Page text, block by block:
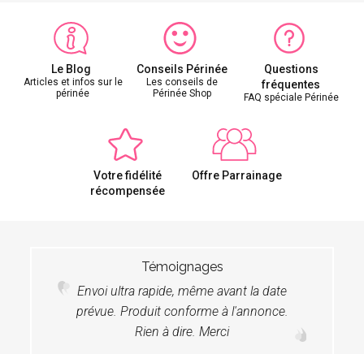
Le Blog
Articles et infos sur le
périnée
Conseils Périnée
Les conseils de
Périnée Shop
Questions
fréquentes
FAQ spéciale Périnée
Votre fidélité
récompensée
Offre Parrainage
Témoignages
Envoi ultra rapide, même avant la date
prévue. Produit conforme à l'annonce.
Rien à dire. Merci